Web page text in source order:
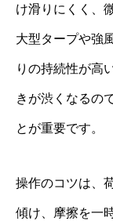
け滑りにくく、
大型タープや強
りの持続性が高
きが渋くなるの
とが重要です。
操作のコツは、
傾け、摩擦を一